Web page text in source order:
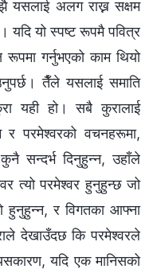
यसलाई अलग राख्न सक्षम
यदि यो स्पष्ट रूपमै पवित्र
गर्नुभएको काम थियो
तैँले यसलाई समाति
यही हो। सबै कुरालाई
र परमेश्‍वरको वचनहरूमा,
सन्दर्भ दिनुहुन्न, उहाँले
त्यो परमेश्‍वर हुनुहुन्छ जो
हुनुहुन्न, र विगतका आफ्ना
देखाउँदछ कि परमेश्‍वरले
यदि एक मानिसको